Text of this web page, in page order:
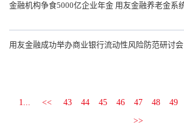
用友金融成功举办商业银行流动性风险防范研讨会
1... << 43 44 45 46 47 48 49
>>